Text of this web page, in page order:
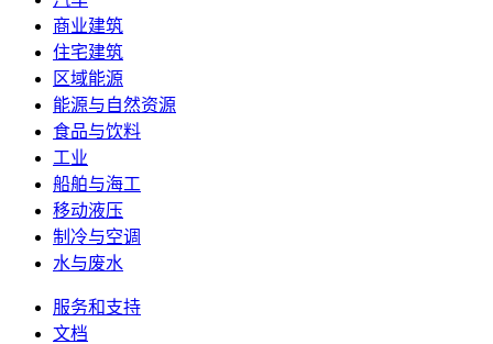
商业建筑
住宅建筑
区域能源
能源与自然资源
食品与饮料
工业
船舶与海工
移动液压
制冷与空调
水与废水
服务和支持
文档